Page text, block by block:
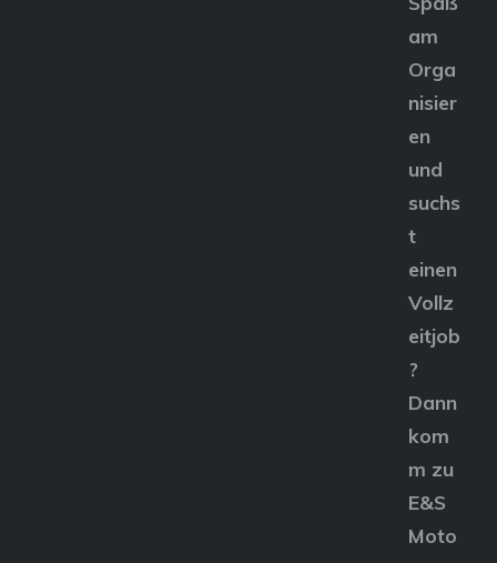
am
Orga
nisier
en
und
suchs
t
einen
Vollz
eitjob
?
Dann
kom
m zu
E&S
Moto